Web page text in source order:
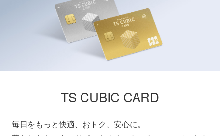
TS CUBIC CARD
毎日をもっと快適、おトク、安心に。